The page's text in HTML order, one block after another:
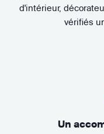
d'intérieur,
vérifiés
Un